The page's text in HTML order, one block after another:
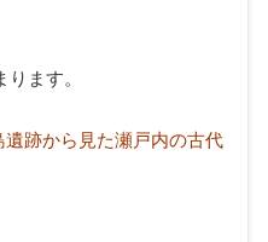
ます。
跡から見た瀬戸内の古代